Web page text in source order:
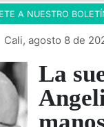
A NUESTRO
Cali, agosto 8 de
La